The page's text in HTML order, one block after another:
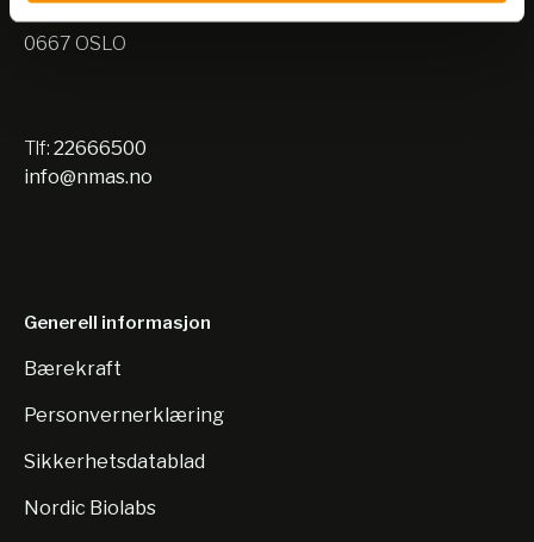
0667 OSLO
Tlf: 22666500
info@nmas.no
Generell informasjon
Bærekraft
Personvernerklæring
Sikkerhetsdatablad
Nordic Biolabs